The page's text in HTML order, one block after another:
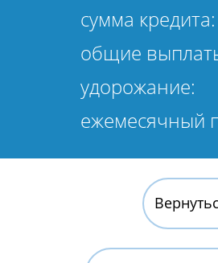
сумма кредита:
общие
удорожание:
ежемесячный